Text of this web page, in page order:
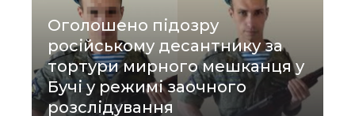
Оголошено підозру
російському десантнику за
тортури мирного мешканця у
Бучі у режимі заочного
розслідування